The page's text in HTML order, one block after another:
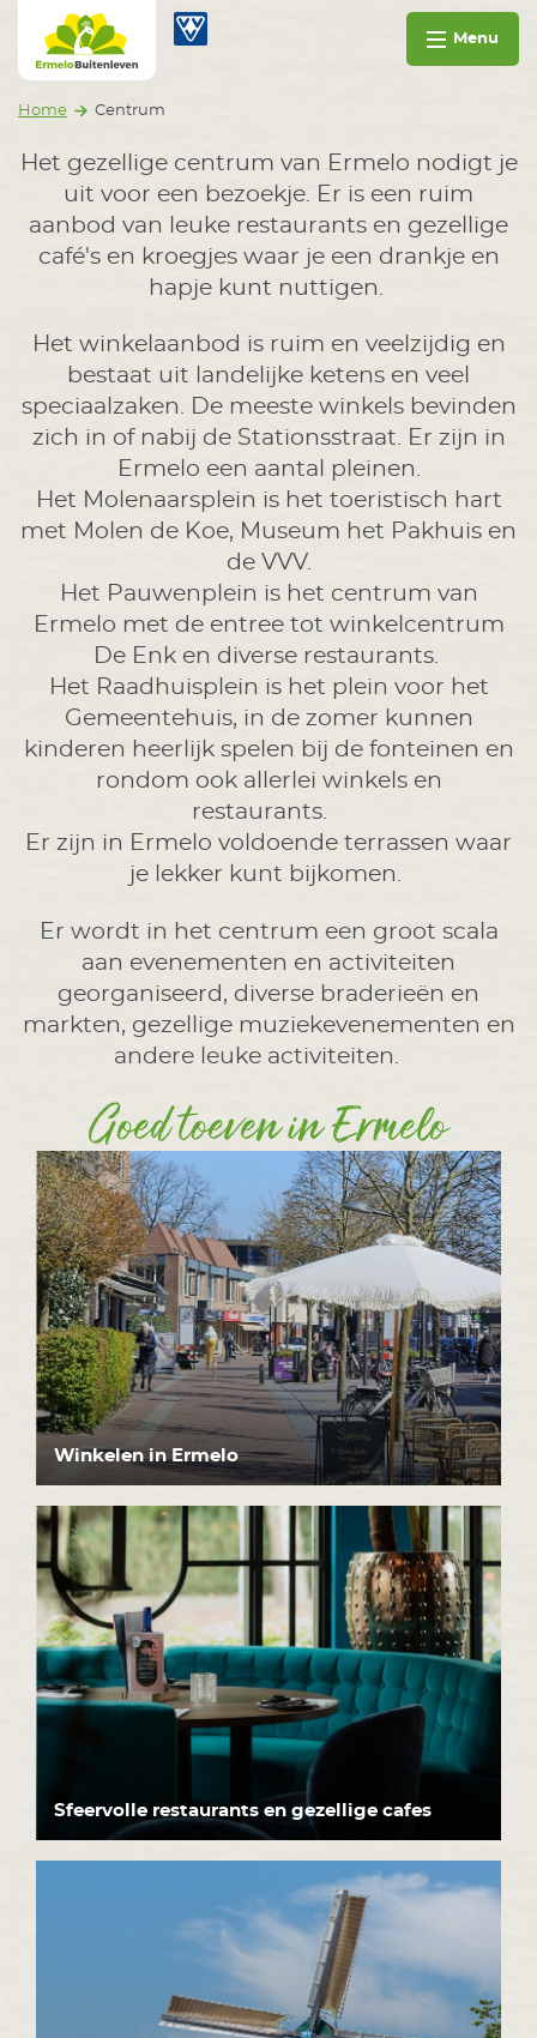
Ga naar inhoud
Ermelo Buitenleven
Menu
Home Centrum
Het gezellige centrum van Ermelo nodigt je
uit voor een bezoekje. Er is een ruim
aanbod van leuke restaurants en gezellige
café's en kroegjes waar je een drankje en
hapje kunt nuttigen.
Het winkelaanbod is ruim en veelzijdig en
bestaat uit landelijke ketens en veel
speciaalzaken. De meeste winkels bevinden
zich in of nabij de Stationsstraat. Er zijn in
Ermelo een aantal pleinen.
Het Molenaarsplein is het toeristisch hart
met Molen de Koe, Museum het Pakhuis en
de VVV.
Het Pauwenplein is het centrum van
Ermelo met de entree tot winkelcentrum
De Enk en diverse restaurants.
Het Raadhuisplein is het plein voor het
Gemeentehuis, in de zomer kunnen
kinderen heerlijk spelen bij de fonteinen en
rondom ook allerlei winkels en
restaurants.
Er zijn in Ermelo voldoende terrassen waar
je lekker kunt bijkomen.
Er wordt in het centrum een groot scala
aan evenementen en activiteiten
georganiseerd, diverse braderieën en
markten, gezellige muziekevenementen en
andere leuke activiteiten.
Goed toeven in Ermelo
Winkelen in Ermelo
Sfeervolle restaurants en gezellige cafes